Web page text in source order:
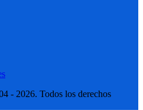
- 2026. Todos los derechos